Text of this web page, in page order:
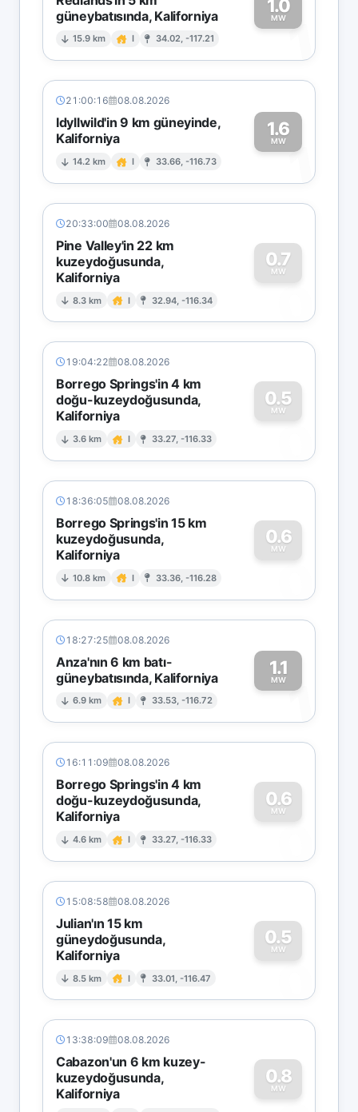
güneybatısında, Kaliforniya
15.9 km I 34.02, -117.21
1.0
MW1
21:00:16 08.08.2026
Idyllwild'in 9 km güneyinde,
Kaliforniya
14.2 km I 33.66, -116.73
1.6
MW1
20:33:00 08.08.2026
Pine Valley'in 22 km
kuzeydoğusunda,
Kaliforniya
8.3 km I 32.94, -116.34
0.7
MW
0
19:04:22 08.08.2026
Borrego Springs'in 4 km
doğu-kuzeydoğusunda,
Kaliforniya
3.6 km I 33.27, -116.33
0.5
MW
0
18:36:05 08.08.2026
Borrego Springs'in 15 km
kuzeydoğusunda,
Kaliforniya
10.8 km I 33.36, -116.28
0.6
MW
0
18:27:25 08.08.2026
Anza'nın 6 km batı-
güneybatısında, Kaliforniya
6.9 km I 33.53, -116.72
1.1
MW1
16:11:09 08.08.2026
Borrego Springs'in 4 km
doğu-kuzeydoğusunda,
Kaliforniya
4.6 km I 33.27, -116.33
0.6
MW
0
15:08:58 08.08.2026
Julian'ın 15 km
güneydoğusunda,
Kaliforniya
8.5 km I 33.01, -116.47
0.5
MW
0
13:38:09 08.08.2026
Cabazon'un 6 km kuzey-
kuzeydoğusunda,
Kaliforniya
0.8
MW